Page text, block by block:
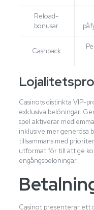
Reload-
bonusar
Cashback
Casinots distinkta VIP-
exklusiva belöningar.
spel aktiverar
inklusive mer generösa
tillsammans med
utformat för till att ge
engångsbelöningar.
Casinot presenterar